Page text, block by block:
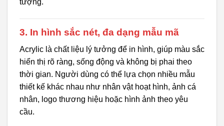
tượng.
3. In hình sắc nét, đa dạng mẫu mã
Acrylic là chất liệu lý tưởng để in hình, giúp màu sắc
hiển thị rõ ràng, sống động và không bị phai theo
thời gian. Người dùng có thể lựa chọn nhiều mẫu
thiết kế khác nhau như nhân vật hoạt hình, ảnh cá
nhân, logo thương hiệu hoặc hình ảnh theo yêu
cầu.